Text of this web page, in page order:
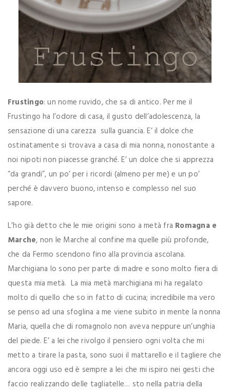
Frustingo: un nome ruvido, che sa di antico. Per me il
Frustingo ha l’odore di casa, il gusto dell’adolescenza, la
sensazione di una carezza sulla guancia. E’ il dolce che
ostinatamente si trovava a casa di mia nonna, nonostante a
noi nipoti non piacesse granché. E’ un dolce che si apprezza
“da grandi”, un po’ per i ricordi (almeno per me) e un po’
perché è davvero buono, intenso e complesso nel suo
sapore.
L’ho già detto che le mie origini sono a metà fra Romagna e
Marche, non le Marche al confine ma quelle più profonde,
che da Fermo scendono fino alla provincia ascolana.
Marchigiana lo sono per parte di madre e sono molto fiera di
questa mia metà. La mia metà marchigiana mi ha regalato
molto di quello che so in fatto di cucina; incredibile ma vero
se penso ad una sfoglina a me viene subito in mente la nonna
Maria, quella che di romagnolo non aveva neppure un’unghia
del piede. E’ a lei che rivolgo il pensiero ogni volta che mi
metto a tirare la pasta, sono suoi il mattarello e il tagliere che
ancora oggi uso ed è sempre a lei che mi ispiro nei gesti che
faccio realizzando delle tagliatelle… sto nella patria della